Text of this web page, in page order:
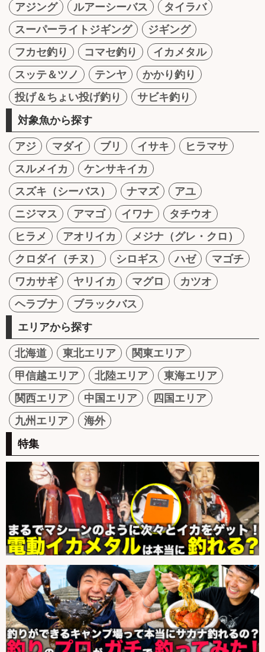
アジング
ルアーシーバス
タイラバ
スーパーライトジギング
ジギング
フカセ釣り
コマセ釣り
イカメタル
スッテ＆ツノ
テンヤ
かかり釣り
投げ＆ちょい投げ釣り
サビキ釣り
対象魚から探す
アジ マダイ ブリ イサキ
ヒラマサ
スルメイカ
ケンサキイカ
スズキ（シーバス）
ナマズ
アユ
ニジマス
アマゴ イワナ
タチウオ
ヒラメ
アオリイカ
メジナ（グレ・クロ）
クロダイ（チヌ）
シロギス ハゼ
マゴチ
ワカサギ
ヤリイカ マグロ
カツオ
ヘラブナ
ブラックバス
エリアから探す
北海道 東北エリア
関東エリア
甲信越エリア
北陸エリア
東海エリア
関西エリア
中国エリア
四国エリア
九州エリア
海外
特集